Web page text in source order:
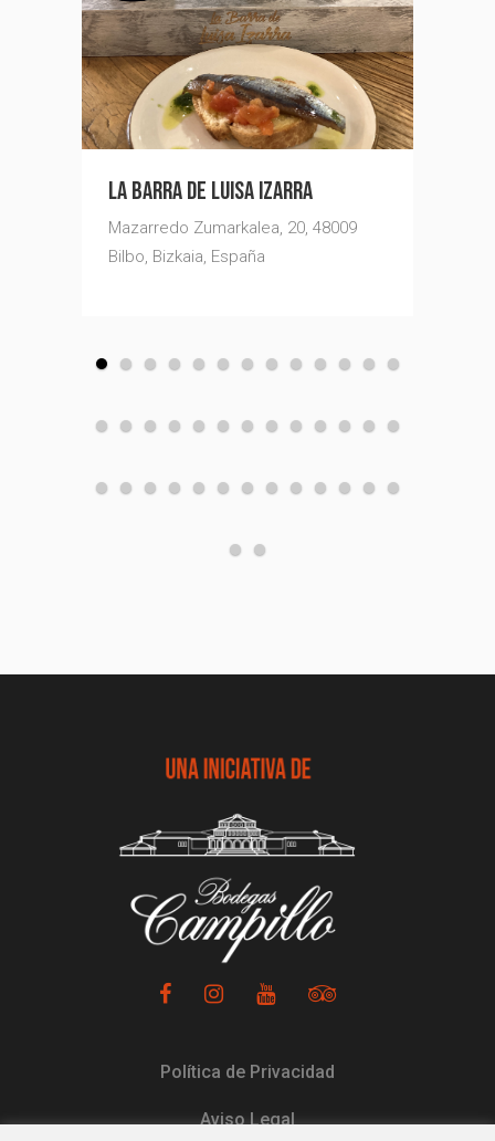
LA BARRA DE LUISA IZARRA
Mazarredo Zumarkalea, 20, 48009
Bilbo, Bizkaia, España
BASCOOK
Barroeta Aldamar Kalea, 48001 Bilbo,
Bizkaia, España
Política de Privacidad
Aviso Legal